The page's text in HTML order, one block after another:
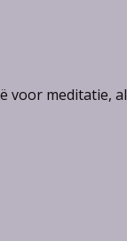
voor meditatie,